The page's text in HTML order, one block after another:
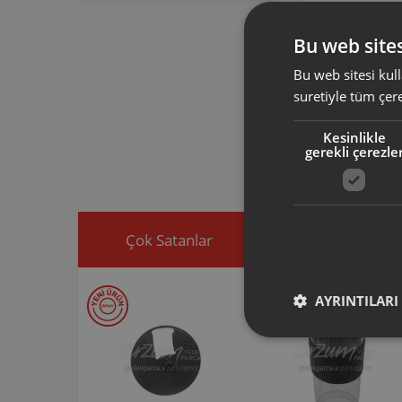
AR4002
AR400104
elektrikli
Arzum orijinal
ürününüz için
Ürününüz ile
ekleyip, yedek
Çok Satanlar
Bu web
Bu web sitesi
suretiyle tüm
Kesinlikle
gerekli
AYRINTILARI